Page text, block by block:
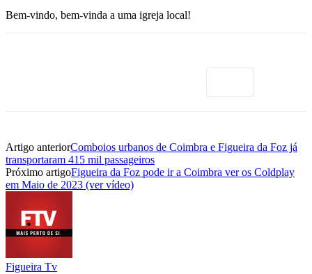
Bem-vindo, bem-vinda a uma igreja local!
Artigo anteriorComboios urbanos de Coimbra e Figueira da Foz já
transportaram 415 mil passageiros
Próximo artigoFigueira da Foz pode ir a Coimbra ver os Coldplay
em Maio de 2023 (ver vídeo)
Figueira Tv